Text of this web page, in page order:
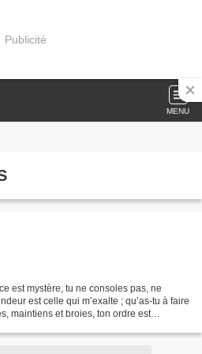
Publicité
MENU
est mystère, tu ne consoles pas, ne
est celle qui m’exalte ; qu’as-tu à faire
maintiens et broies, ton ordre est